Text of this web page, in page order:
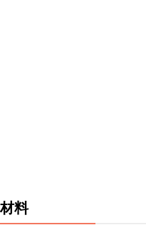
材料